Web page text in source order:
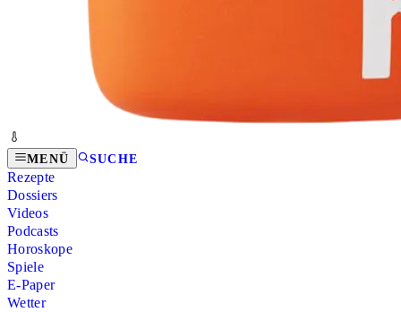
MENÜ SUCHE
Rezepte
Dossiers
Videos
Podcasts
Horoskope
Spiele
E-Paper
Wetter